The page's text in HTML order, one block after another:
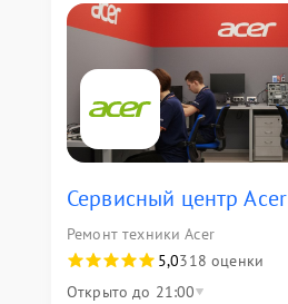
Сервисный центр Acer
Ремонт техники Acer
5,0318 оценки
Открыто до 21:00